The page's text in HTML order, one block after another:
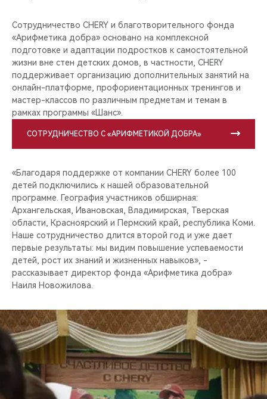
Сотрудничество CHERY и благотворительного фонда
«Арифметика добра» основано на комплексной
подготовке и адаптации подростков к самостоятельной
жизни вне стен детских домов, в частности, CHERY
поддерживает организацию дополнительных занятий на
онлайн-платформе, профориентационных тренингов и
мастер-классов по различным предметам и темам в
рамках программы «Шанс».
СОТРУДНИЧЕСТВО С «АРИФМЕТИКОЙ ДОБРА»
«Благодаря поддержке от компании CHERY более 100
детей подключились к нашей образовательной
программе. География участников обширная:
Архангельская, Ивановская, Владимирская, Тверская
области, Красноярский и Пермский край, республика Коми.
Наше сотрудничество длится второй год и уже дает
первые результаты: мы видим повышение успеваемости
детей, рост их знаний и жизненных навыков», -
рассказывает директор фонда «Арифметика добра»
Наиля Новожилова.